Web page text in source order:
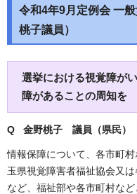
令和4年9月定例会 一
桃子議員）
選挙における視覚障が
障があることの周知を
Q 金野桃子 議員（県民）
情報保障について、各市町
玉県視覚障害者福祉協会又
など、福祉部や各市町村な